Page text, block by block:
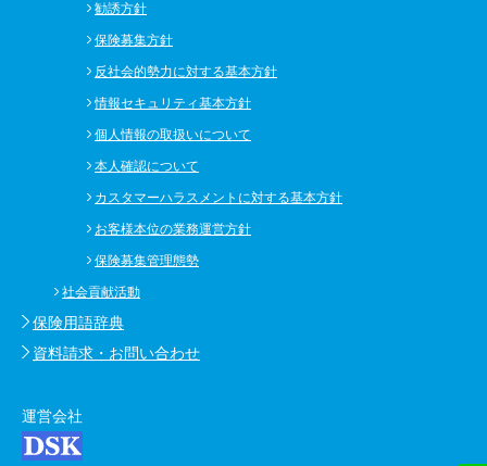
勧誘方針
保険募集方針
反社会的勢力に対する基本方針
情報セキュリティ基本方針
個人情報の取扱いについて
本人確認について
カスタマーハラスメントに対する基本方針
お客様本位の業務運営方針
保険募集管理態勢
社会貢献活動
保険用語辞典
資料請求・お問い合わせ
運営会社